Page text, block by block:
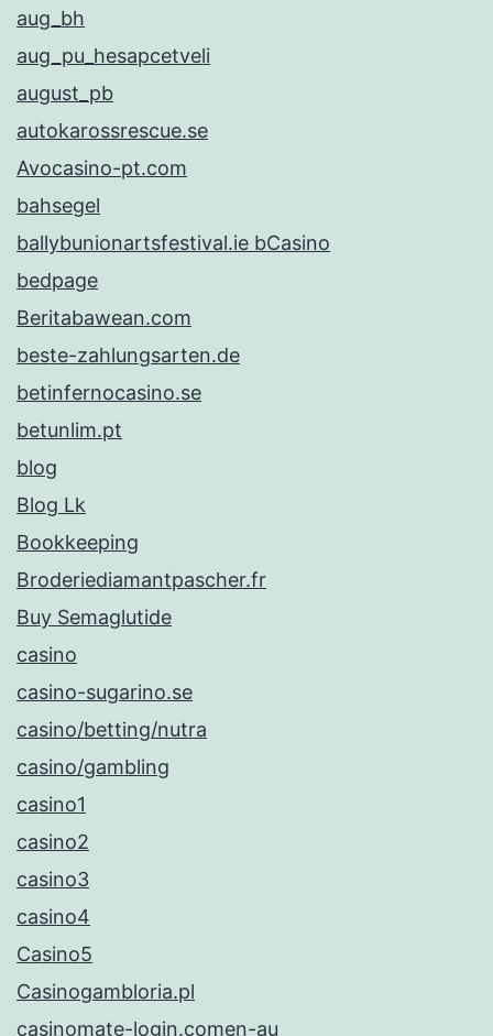
aug_bh
aug_pu_hesapcetveli
august_pb
autokarossrescue.se
Avocasino-pt.com
bahsegel
ballybunionartsfestival.ie bCasino
bedpage
Beritabawean.com
beste-zahlungsarten.de
betinfernocasino.se
betunlim.pt
blog
Blog Lk
Bookkeeping
Broderiediamantpascher.fr
Buy Semaglutide
casino
casino-sugarino.se
casino/betting/nutra
casino/gambling
casino1
casino2
casino3
casino4
Casino5
Casinogambloria.pl
casinomate-login.comen-au